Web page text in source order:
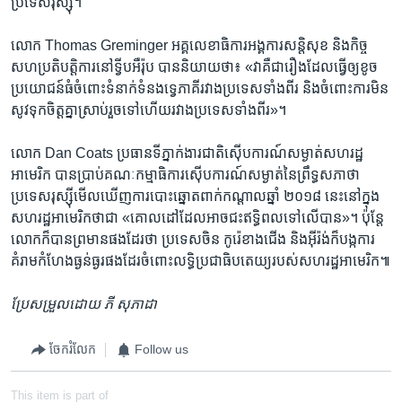
លោក Thomas Greminger អគ្គលេខាធិការ​អង្គការ​សន្តិសុខ និង​កិច្ច​
សហប្រតិបត្តិការ​នៅ​ទ្វីប​អឺរ៉ុប បាន​និយាយ​ថា៖ «វា​គឺ​ជា​រឿង​ដែល​ធ្វើ​ឲ្យ​ខូច​
ប្រយោជន៍​ធំ​ចំពោះ​ទំនាក់ទំនង​ទ្វេភាគី​រវាង​ប្រទេស​ទាំង​ពីរ និង​ចំពោះ​ការ​មិន​
សូវ​ទុក​ចិត្ត​គ្នា​ស្រាប់​រួច​ទៅ​ហើយ​រវាង​ប្រទេស​ទាំង​ពីរ»។
លោក Dan Coats ប្រធាន​ទីភ្នាក់ងារ​ជាតិ​ស៊ើបការណ៍​សម្ងាត់​សហរដ្ឋ​
អាមេរិក បាន​ប្រាប់​គណៈកម្មាធិការ​ស៊ើបការណ៍​សម្ងាត់​នៃ​ព្រឹទ្ធសភា​ថា
ប្រទេស​រុស្ស៊ី​មើល​ឃើញ​ការ​បោះ​ឆ្នោត​ពាក់​កណ្ដាល​ឆ្នាំ ២០១៨ នេះ​នៅ​ក្នុង​
សហរដ្ឋ​អាមេរិក​ថា​ជា «គោលដៅ​ដែល​អាច​ជះ​ឥទ្ធិពល​ទៅ​លើ​បាន»។ ប៉ុន្តែ
លោក​ក៏​បាន​ព្រមាន​ផង​ដែរ​ថា ប្រទេស​ចិន កូរ៉េ​ខាង​ជើង និង​អ៊ីរ៉ង់​ក៏​បង្ក​ការ​
គំរាមកំហែង​ធ្ងន់ធ្ងរ​ផង​ដែរ​ចំពោះ​លទ្ធិ​ប្រជាធិបតេយ្យ​របស់​សហរដ្ឋ​អាមេរិក៕
ប្រែ​សម្រួល​ដោយ ភី សុភាដា
ចែករំលែក Follow us
This item is part of